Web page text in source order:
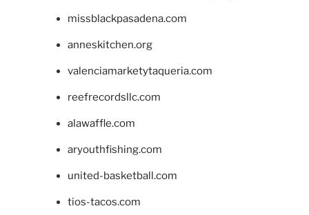
missblackpasadena.com
anneskitchen.org
valenciamarketytaqueria.com
reefrecordsllc.com
alawaffle.com
aryouthfishing.com
united-basketball.com
tios-tacos.com